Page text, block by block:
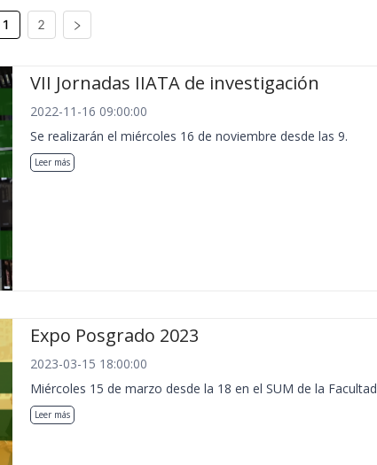
1 2
VII Jornadas IIATA de investigación
2022-11-16 09:00:00
Se realizarán el miércoles 16 de noviembre desde las 9.
Leer más
Expo Posgrado 2023
2023-03-15 18:00:00
Miércoles 15 de marzo desde la 18 en el SUM de la Facultad
Leer más